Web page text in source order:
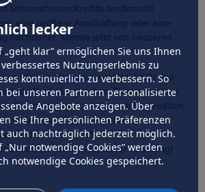
lecker
„geht klar” ermöglichen Sie uns Ihnen
Nutzungserlebnis zu
kontinuierlich zu verbessern. So
bei unseren Partnern personalisierte
Angebote anzeigen. Über
Sie Ihre persönlichen Präferenzen
auch nachträglich jederzeit möglich.
notwendige Cookies” werden
notwendige Cookies gespeichert.
Unternehmenskredite tendenziell
eine größere Anschaffung oder eine
nachdenkt, könnte jetzt von besseren
Kredite günstigerwerden, heißt das
jede Bank die gleichen Zinsen anbietet.
Finanzierungen wie Immobilienkrediten
auf Dauer erhebliche
Ein detaillierter
Banken ist daher unbedingt